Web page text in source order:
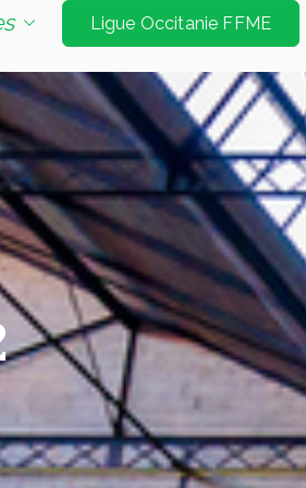
d'escalade de niveau international à
Olympiques. Les disciplines sont
Ligue Occitanie FFME